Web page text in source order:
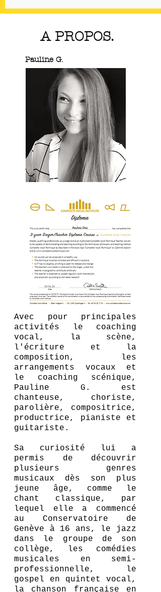
A PROPOS.
Pauline G.
Avec pour principales
activités le coaching
vocal, la scène,
l'écriture et la
composition, les
arrangements vocaux et
le coaching scénique,
Pauline G. est
chanteuse, choriste,
parolière, compositrice,
productrice, pianiste et
guitariste.
Sa curiosité lui a
permis de découvrir
plusieurs genres
musicaux dès son plus
jeune âge, comme le
chant classique, par
lequel elle a commencé
au Conservatoire de
Genève à 16 ans, le jazz
dans le groupe de son
collège, les comédies
musicales en semi-
professionnelle, le
gospel en quintet vocal,
la chanson française en